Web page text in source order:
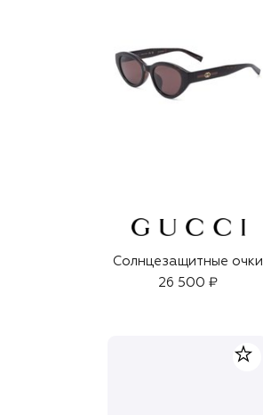
Солнцезащитные очки
26 500 ₽